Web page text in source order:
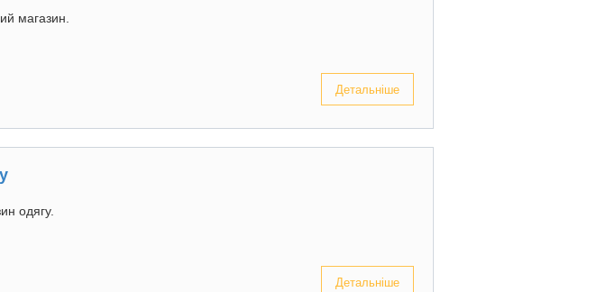
магазин.
Детальніше
одягу.
Детальніше